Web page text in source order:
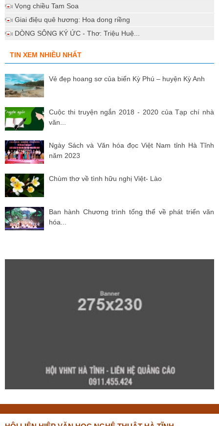
Vọng chiều Tam Soa
Giai điệu quê hương: Hoa dong riềng
DÒNG SÔNG KÝ ỨC - Thơ: Triệu Huệ...
TIN XEM NHIỀU NHẤT
Vẻ đẹp hoang sơ của biển Kỳ Phú – huyện Kỳ Anh
Cuộc thi truyện ngắn 2018 - 2020 của Tạp chí nhà
văn...
Ngày Sách và Văn hóa đọc Việt Nam tỉnh Hà Tĩnh
năm 2023
Chùm thơ về tình hữu nghị Việt- Lào
Ban hành Chương trình tổng thể về phát triển văn
hóa...